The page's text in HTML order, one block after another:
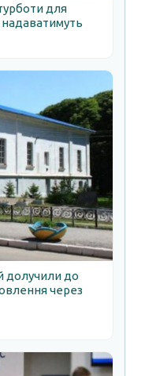
для
долучили до
через